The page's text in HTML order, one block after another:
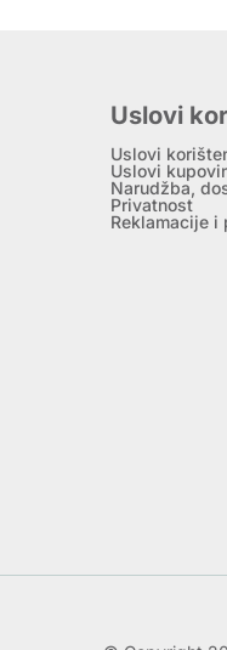
Uslovi
Uslovi
Uslovi
Narudžba,
Privatnost
Reklamacije i